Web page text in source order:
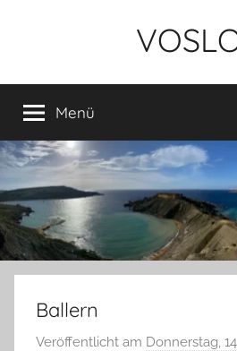
Menü
Ballern
Veröffentlicht am Donnerstag,